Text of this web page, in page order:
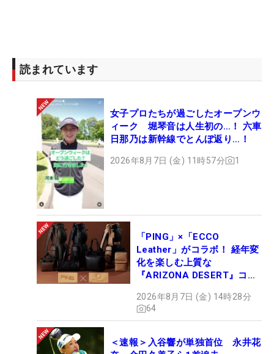
読まれています
女子プロたちが過ごしたオープンウ
ィーク 堀琴音は人生初の…！ 六車
日那乃は新幹線でとんぼ返り…！
2026年8月7日 (金) 11時57分 1
「PING」×「ECCO
Leather」がコラボ！ 経年変
化を楽しむ上質な
『ARIZONA DESERT』コレ
ュー
2026年8月7日 (金) 14時28分
64
＜速報＞入谷響が単独首位 永井花